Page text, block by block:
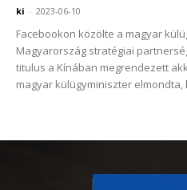
ki - 2023-06-10
Facebookon közölte a magyar
Magyarország stratégiai
titulus a Kínában megrendezett
magyar külügyminiszter elmondta,